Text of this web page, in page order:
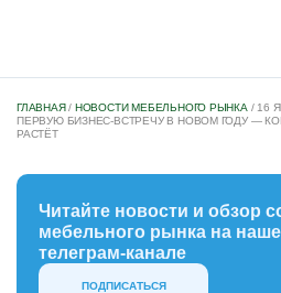
ГЛАВНАЯ/ НОВОСТИ МЕБЕЛЬНОГО РЫНКА / 16
ПЕРВУЮ БИЗНЕС-ВСТРЕЧУ В НОВОМ ГОДУ —
РАСТЁТ
Читайте новости и обзор
мебельного рынка на
телеграм-канале
ПОДПИСАТЬСЯ